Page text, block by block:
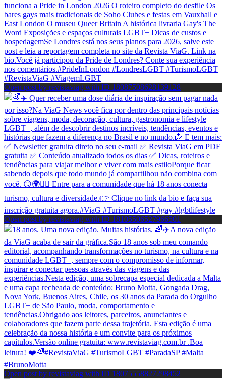
Open post by revistaviag with ID 18087508628139128
Open post by revistaviag with ID 18105506527966501
Open post by revistaviag with ID 18075558827298452